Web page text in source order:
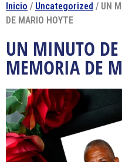
Inicio / Uncategorized / UN
DE MARIO HOYTE
UN MINUTO
MEMORIA DE